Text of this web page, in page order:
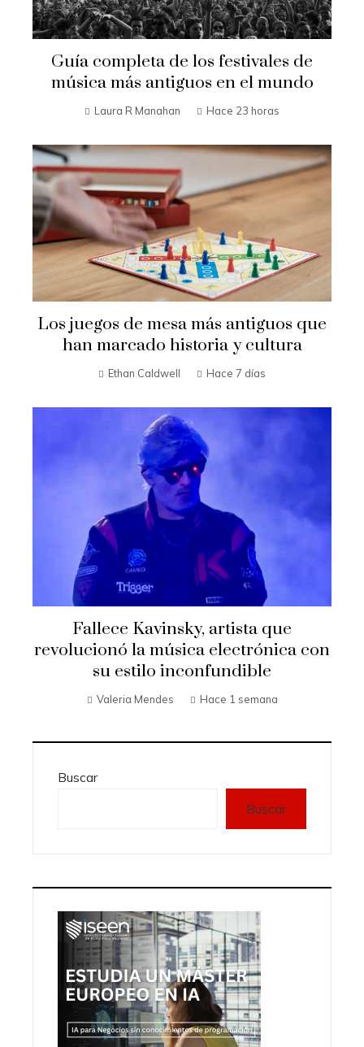
Guía completa de los festivales de
música más antiguos en el mundo
Laura R Manahan Hace 23 horas
Los juegos de mesa más antiguos que
han marcado historia y cultura
Ethan Caldwell Hace 7 días
Fallece Kavinsky, artista que
revolucionó la música electrónica con
su estilo inconfundible
Valeria Mendes Hace 1 semana
Buscar
Buscar